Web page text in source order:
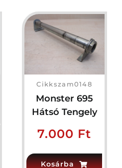
Cikkszam0148
Monster 695
Hátsó Tengely
7.000 Ft
Kosárba